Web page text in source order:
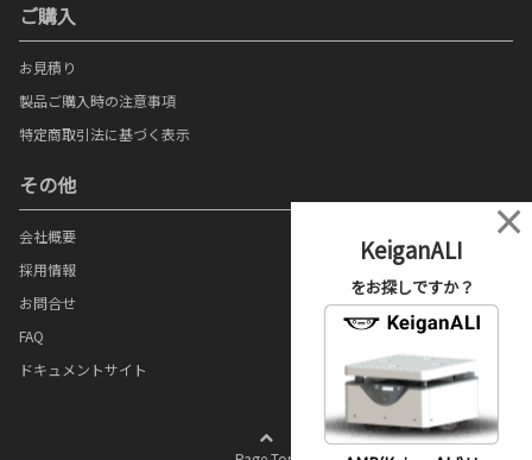
ご購入
お見積り
製品ご購入時の注意事項
特定商取引法に基づく表示
その他
会社概要
採用情報
お問合せ
FAQ
ドキュメントサイト
KeiganALI
をお探しですか？
×